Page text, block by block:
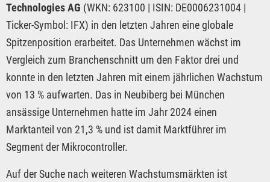
Technologies AG (WKN: 623100 | ISIN: DE0006231004 |
Ticker-Symbol: IFX) in den letzten Jahren eine globale
Spitzenposition erarbeitet. Das Unternehmen wächst im
Vergleich zum Branchenschnitt um den Faktor drei und
konnte in den letzten Jahren mit einem jährlichen Wachstum
von 13 % aufwarten. Das in Neubiberg bei München
ansässige Unternehmen hatte im Jahr 2024 einen
Marktanteil von 21,3 % und ist damit Marktführer im
Segment der Mikrocontroller.
Auf der Suche nach weiteren Wachstumsmärkten ist